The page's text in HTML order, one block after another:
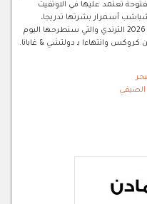
تعتمد عليها في الاوتفيت
أسمرار بشرتها تدريجا،
وليس لديها اجمل من خيارات شباشب صيف 2026 الترندي والتي سنطرحها اليوم
وانتهاءا بـ دولتشي & غابانا.